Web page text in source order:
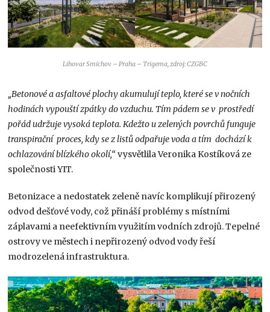
Lihovar Smíchov – Praha – Trigema, zdroj: CZGBC
„Betonové a asfaltové plochy akumulují teplo, které se v nočních
hodinách vypouští zpátky do vzduchu. Tím pádem se v prostředí
pořád udržuje vysoká teplota. Kdežto u zelených povrchů funguje
transpirační proces, kdy se z listů odpařuje voda a tím dochází k
ochlazování blízkého okolí,“vysvětlila Veronika Kostíková ze
společnosti YIT.
Betonizace a nedostatek zeleně navíc komplikují přirozený
odvod dešťové vody, což přináší problémy s místními
záplavami a neefektivním využitím vodních zdrojů. Tepelné
ostrovy ve městech i nepřirozený odvod vody řeší
modrozelená infrastruktura.